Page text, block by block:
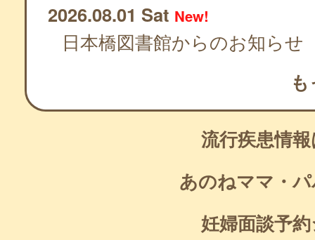
2026.08.01 Sat New!
日本橋図書館からのお知らせ
流行疾患情
あのねママ・
妊婦面談予